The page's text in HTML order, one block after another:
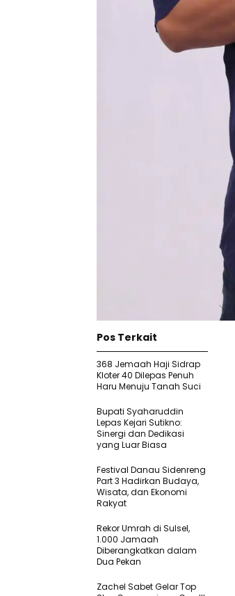
Pos Terkait
368 Jemaah Haji Sidrap
Kloter 40 Dilepas Penuh
Haru Menuju Tanah Suci
Bupati Syaharuddin
Lepas Kejari Sutikno:
Sinergi dan Dedikasi
yang Luar Biasa
Festival Danau Sidenreng
Part 3 Hadirkan Budaya,
Wisata, dan Ekonomi
Rakyat
Rekor Umrah di Sulsel,
1.000 Jamaah
Diberangkatkan dalam
Dua Pekan
Zachel Sabet Gelar Top